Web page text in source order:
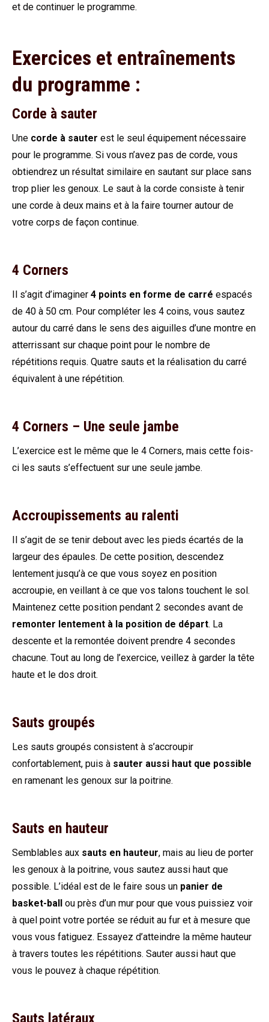
et de continuer le programme.
Exercices et entraînements
du programme :
Corde à sauter
Une corde à sauter est le seul équipement nécessaire
pour le programme. Si vous n’avez pas de corde, vous
obtiendrez un résultat similaire en sautant sur place sans
trop plier les genoux. Le saut à la corde consiste à tenir
une corde à deux mains et à la faire tourner autour de
votre corps de façon continue.
4 Corners
Il s’agit d’imaginer 4 points en forme de carré espacés
de 40 à 50 cm. Pour compléter les 4 coins, vous sautez
autour du carré dans le sens des aiguilles d’une montre en
atterrissant sur chaque point pour le nombre de
répétitions requis. Quatre sauts et la réalisation du carré
équivalent à une répétition.
4 Corners – Une seule jambe
L’exercice est le même que le 4 Corners, mais cette fois-
ci les sauts s’effectuent sur une seule jambe.
Accroupissements au ralenti
Il s’agit de se tenir debout avec les pieds écartés de la
largeur des épaules. De cette position, descendez
lentement jusqu’à ce que vous soyez en position
accroupie, en veillant à ce que vos talons touchent le sol.
Maintenez cette position pendant 2 secondes avant de
remonter lentement à la position de départ. La
descente et la remontée doivent prendre 4 secondes
chacune. Tout au long de l’exercice, veillez à garder la tête
haute et le dos droit.
Sauts groupés
Les sauts groupés consistent à s’accroupir
confortablement, puis à sauter aussi haut que possible
en ramenant les genoux sur la poitrine.
Sauts en hauteur
Semblables aux sauts en hauteur, mais au lieu de porter
les genoux à la poitrine, vous sautez aussi haut que
possible. L’idéal est de le faire sous un panier de
basket-ball ou près d’un mur pour que vous puissiez voir
à quel point votre portée se réduit au fur et à mesure que
vous vous fatiguez. Essayez d’atteindre la même hauteur
à travers toutes les répétitions. Sauter aussi haut que
vous le pouvez à chaque répétition.
Sauts latéraux